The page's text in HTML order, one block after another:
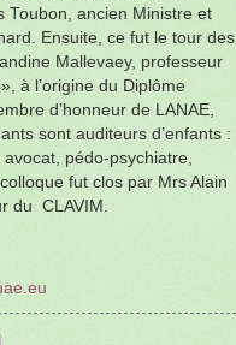
Toubon, ancien Ministre et
Ensuite, ce fut le tour des
Mallevaey, professeur
à l’origine du Diplôme
d’honneur de LANAE,
sont auditeurs d’enfants :
pédo-psychiatre,
fut clos par Mrs Alain
du CLAVIM.